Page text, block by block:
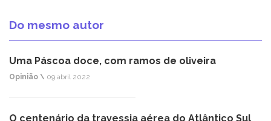
Do mesmo autor
Uma Páscoa doce, com ramos de oliveira
Opinião \ 09 abril 2022
O centenário da travessia aérea do Atlântico Sul